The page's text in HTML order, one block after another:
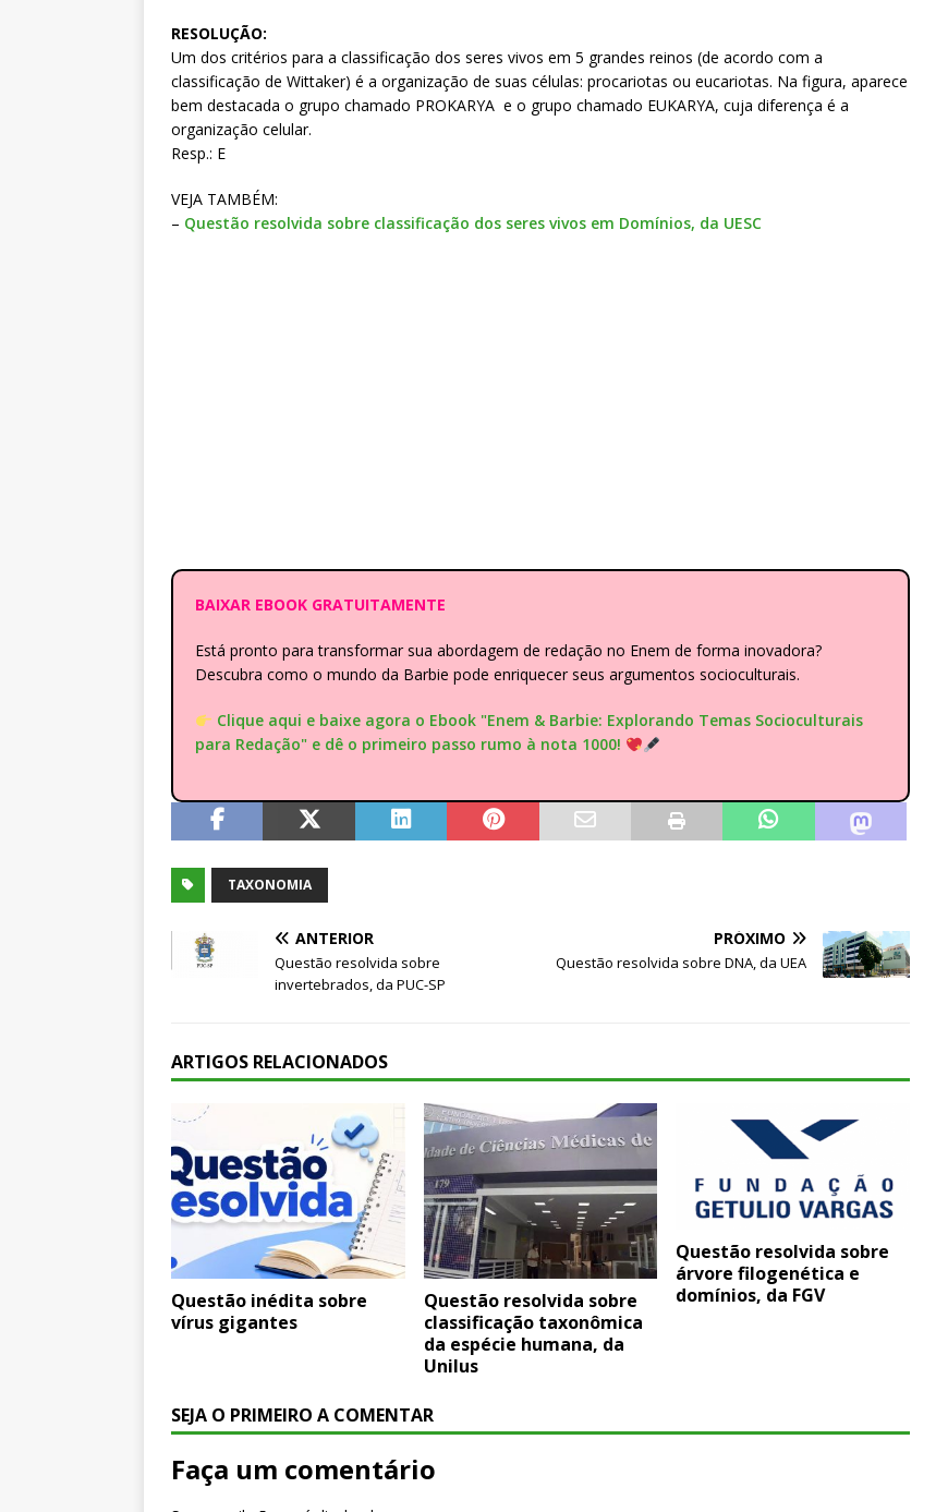
RESOLUÇÃO:
Um dos critérios para a classificação dos seres vivos em 5 grandes reinos (de acordo com a
classificação de Wittaker) é a organização de suas células: procariotas ou eucariotas. Na figura, aparece
bem destacada o grupo chamado PROKARYA e o grupo chamado EUKARYA, cuja diferença é a
organização celular.
Resp.: E
VEJA TAMBÉM:
– Questão resolvida sobre classificação dos seres vivos em Domínios, da UESC
BAIXAR EBOOK GRATUITAMENTE
Está pronto para transformar sua abordagem de redação no Enem de forma inovadora?
Descubra como o mundo da Barbie pode enriquecer seus argumentos socioculturais.
Clique aqui e baixe agora o Ebook "Enem & Barbie: Explorando Temas Socioculturais
para Redação" e dê o primeiro passo rumo à nota 1000!
TAXONOMIA
ANTERIOR
Questão resolvida sobre
invertebrados, da PUC-SP
PRÓXIMO
Questão resolvida sobre DNA, da UEA
ARTIGOS RELACIONADOS
Questão inédita sobre
vírus gigantes
Questão resolvida sobre
classificação taxonômica
da espécie humana, da
Unilus
Questão resolvida sobre
árvore filogenética e
domínios, da FGV
SEJA O PRIMEIRO A COMENTAR
Faça um comentário